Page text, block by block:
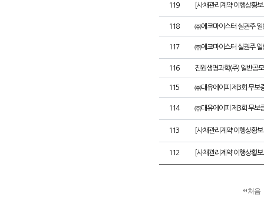
119 [사채관리계약 이행상황
118 ㈜에코마이스터 실권주 일
117 ㈜에코마이스터 실권주 일
116 진원생명과학(주) 일반공
115 ㈜대유에이피 제3회 무보
114 ㈜대유에이피 제3회 무보
113 [사채관리계약 이행상황
112 [사채관리계약 이행상황
처음